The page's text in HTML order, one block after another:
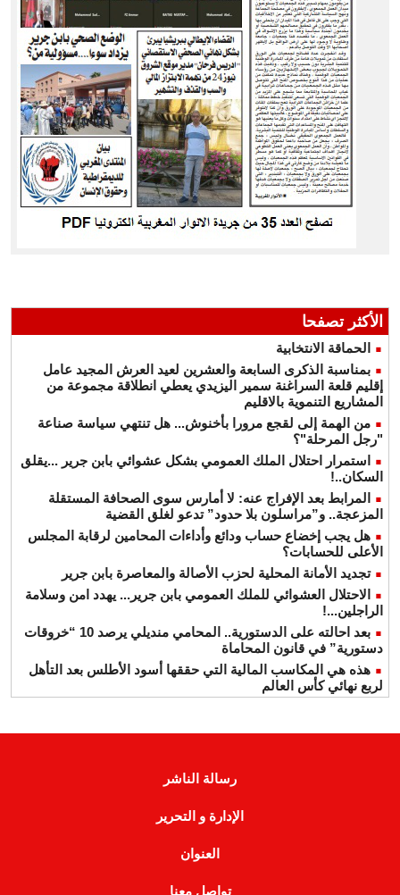
الأكثر تصفحا
الحماقة الانتخابية
بمناسبة الذكرى السابعة والعشرين لعيد العرش المجيد عامل
إقليم قلعة السراغنة سمير اليزيدي يعطي انطلاقة مجموعة من
المشاريع التنموية بالاقليم
من الهمة إلى لقجع مرورا بأخنوش... هل تنتهي سياسة صناعة
"رجل المرحلة"؟
استمرار احتلال الملك العمومي بشكل عشوائي بابن جرير ...يقلق
السكان..!
المرابط بعد الإفراج عنه: لا أمارس سوى الصحافة المستقلة
المزعجة.. و”مراسلون بلا حدود” تدعو لغلق القضية
هل يجب إخضاع حساب ودائع وأداءات المحامين لرقابة المجلس
الأعلى للحسابات؟
تجديد الأمانة المحلية لحزب الأصالة والمعاصرة بابن جرير
الاحتلال العشوائي للملك العمومي بابن جرير... يهدد امن وسلامة
الراجلين...!
بعد احالته على الدستورية.. المحامي منديلي يرصد 10 “خروقات
دستورية” في قانون المحاماة
هذه هي المكاسب المالية التي حققها أسود الأطلس بعد التأهل
لربع نهائي كأس العالم
رسالة الناشر
الإدارة و التحرير
العنوان
تواصل معنا